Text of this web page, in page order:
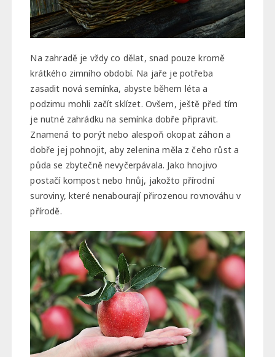
Na zahradě je vždy co dělat, snad pouze kromě
krátkého zimního období. Na jaře je potřeba
zasadit nová semínka, abyste během léta a
podzimu mohli začít sklízet. Ovšem, ještě před tím
je nutné zahrádku na semínka dobře připravit.
Znamená to porýt nebo alespoň okopat záhon a
dobře jej pohnojit, aby zelenina měla z čeho růst a
půda se zbytečně nevyčerpávala. Jako hnojivo
postačí kompost nebo hnůj, jakožto přírodní
suroviny, které nenabourají přirozenou rovnováhu v
přírodě.